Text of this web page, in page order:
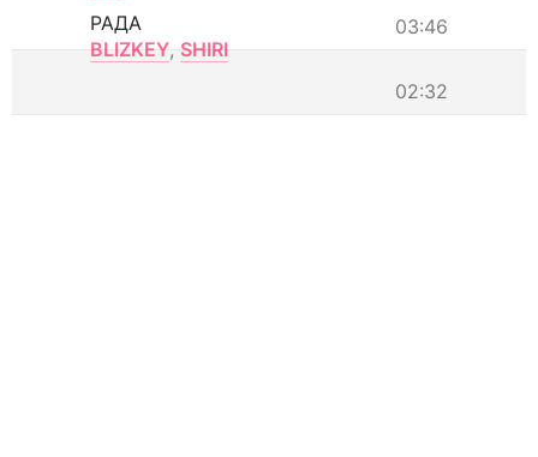
03:46
РАДА
BLIZKEY, SHIRI
02:32